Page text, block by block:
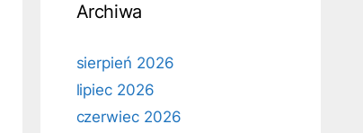
Archiwa
sierpień 2026
lipiec 2026
czerwiec 2026